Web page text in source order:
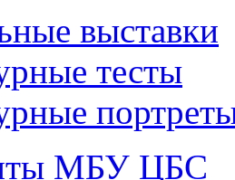
выставки
тесты
МБУ ЦБС